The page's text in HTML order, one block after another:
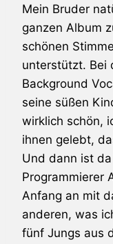
Mein Bruder
ganzen Album
schönen
unterstützt. Bei
Background
seine süßen
wirklich schön,
ihnen gelebt,
Und dann ist
Programmierer
Anfang an mit
anderen, was
fünf Jungs aus